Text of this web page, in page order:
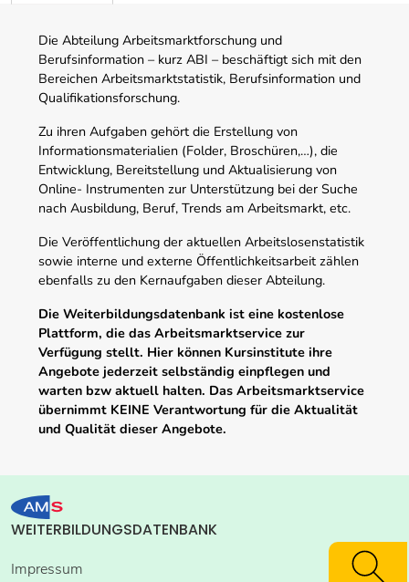
Die Abteilung Arbeitsmarktforschung und
Berufsinformation – kurz ABI – beschäftigt sich mit den
Bereichen Arbeitsmarktstatistik, Berufsinformation und
Qualifikationsforschung.
Zu ihren Aufgaben gehört die Erstellung von
Informationsmaterialien (Folder, Broschüren,…), die
Entwicklung, Bereitstellung und Aktualisierung von
Online- Instrumenten zur Unterstützung bei der Suche
nach Ausbildung, Beruf, Trends am Arbeitsmarkt, etc.
Die Veröffentlichung der aktuellen Arbeitslosenstatistik
sowie interne und externe Öffentlichkeitsarbeit zählen
ebenfalls zu den Kernaufgaben dieser Abteilung.
Die Weiterbildungsdatenbank ist eine kostenlose
Plattform, die das Arbeitsmarktservice zur
Verfügung stellt. Hier können Kursinstitute ihre
Angebote jederzeit selbständig einpflegen und
warten bzw aktuell halten. Das Arbeitsmarktservice
übernimmt KEINE Verantwortung für die Aktualität
und Qualität dieser Angebote.
WEITERBILDUNGSDATENBANK
Impressum